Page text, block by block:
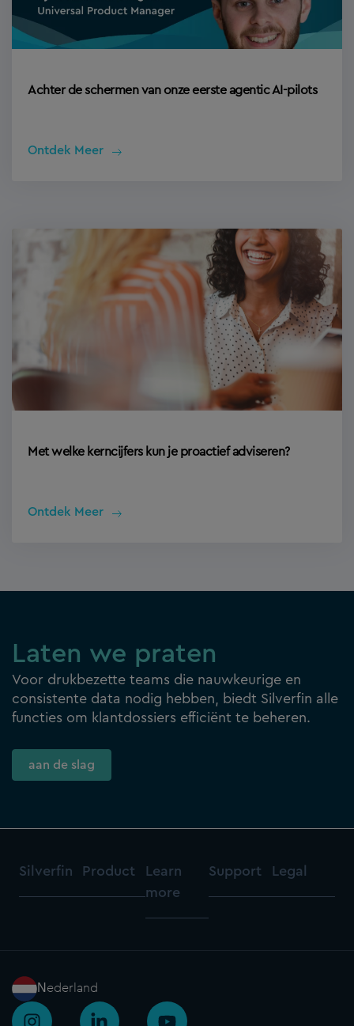
Achter de schermen van onze eerste agentic AI-pilots
Ontdek Meer
Met welke kerncijfers kun je proactief adviseren?
Ontdek Meer
Laten we praten
Voor drukbezette teams die nauwkeurige en
consistente data nodig hebben, biedt Silverfin alle
functies om klantdossiers efficiënt te beheren.
aan de slag
Silverfin Product
Learn
more
Support Legal
Nederland
I
L
Y